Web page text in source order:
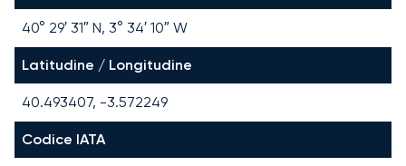
40° 29′ 31″ N, 3° 34′ 10″ W
Latitudine / Longitudine
40.493407, -3.572249
Codice IATA